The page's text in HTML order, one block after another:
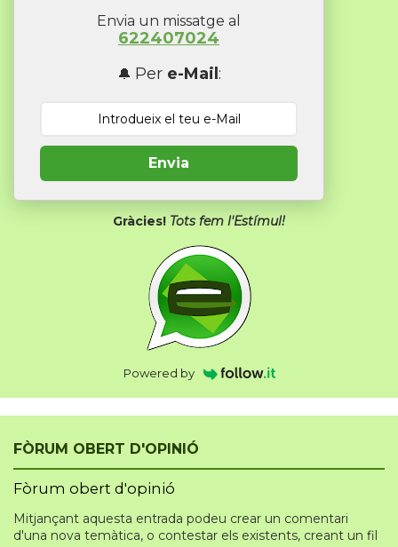
Envia un missatge al
622407024
🔔 Per e-Mail :
Envia
Gràcies! Tots fem l'Estímul!
Powered by
FÒRUM OBERT D'OPINIÓ
Fòrum obert d'opinió
Mitjançant aquesta entrada podeu crear un comentari
d'una nova temàtica, o contestar els existents, creant un fil